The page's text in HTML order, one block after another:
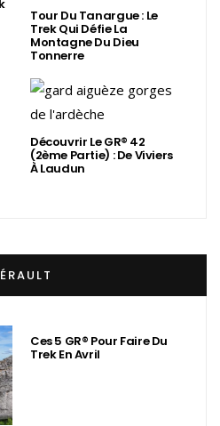
Tour Du Tanargue : Le
Trek Qui Défie La
Montagne Du Dieu
Tonnerre
Découvrir Le GR® 42
(2ème Partie) : De Viviers
À Laudun
Ces 5 GR® Pour Faire Du
Trek En Avril